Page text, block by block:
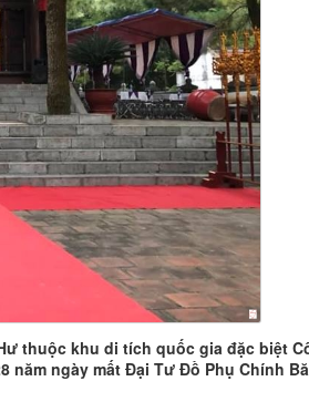
thuộc khu di tích quốc gia đặc biệt
năm ngày mất Đại Tư Đồ Phụ Chính